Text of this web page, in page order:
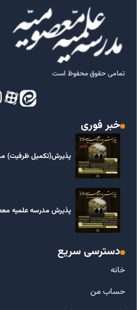
تمامی حقوق محفوظ است
خبر فوری
پذیرش(تکمیل ظرفیت)
پذیرش مدرسه علمیه
دسترسی سریع
خانه
حساب من